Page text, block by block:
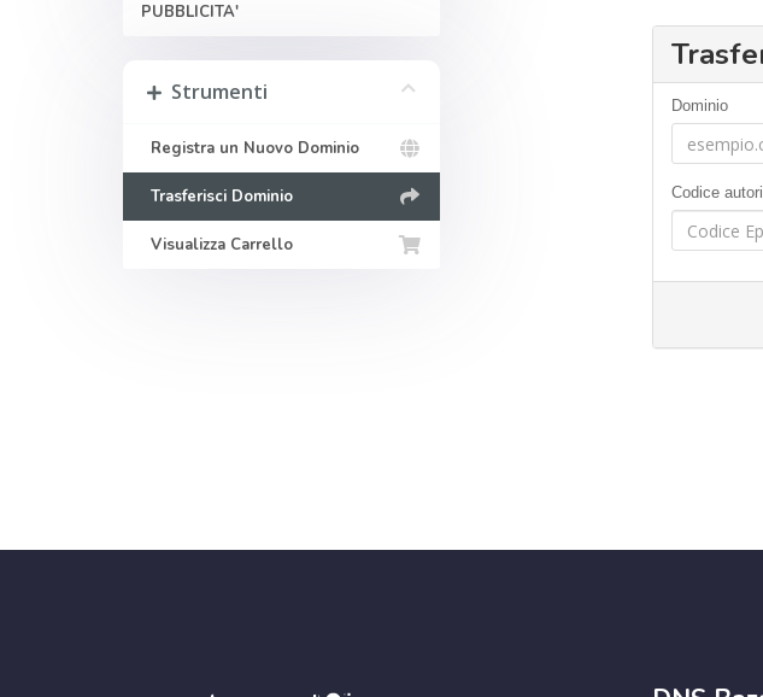
PUBBLICITA'
Strumenti
Registra un Nuovo Dominio
Trasferisci Dominio
Visualizza Carrello
Dominio
Codice